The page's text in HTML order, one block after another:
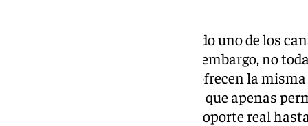
El correo electrónico sigue siendo uno de los
mejor retorno de inversión. Sin embargo, no
gestionan campañas de email ofrecen la
planes gratuitos muy limitados que apenas
básicas y bloquean el acceso a soporte real